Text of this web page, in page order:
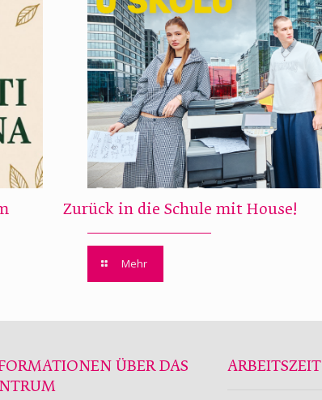
Zurück in die Schule mit House!
Mehr
ÜBER DAS
ARBEITSZEIT